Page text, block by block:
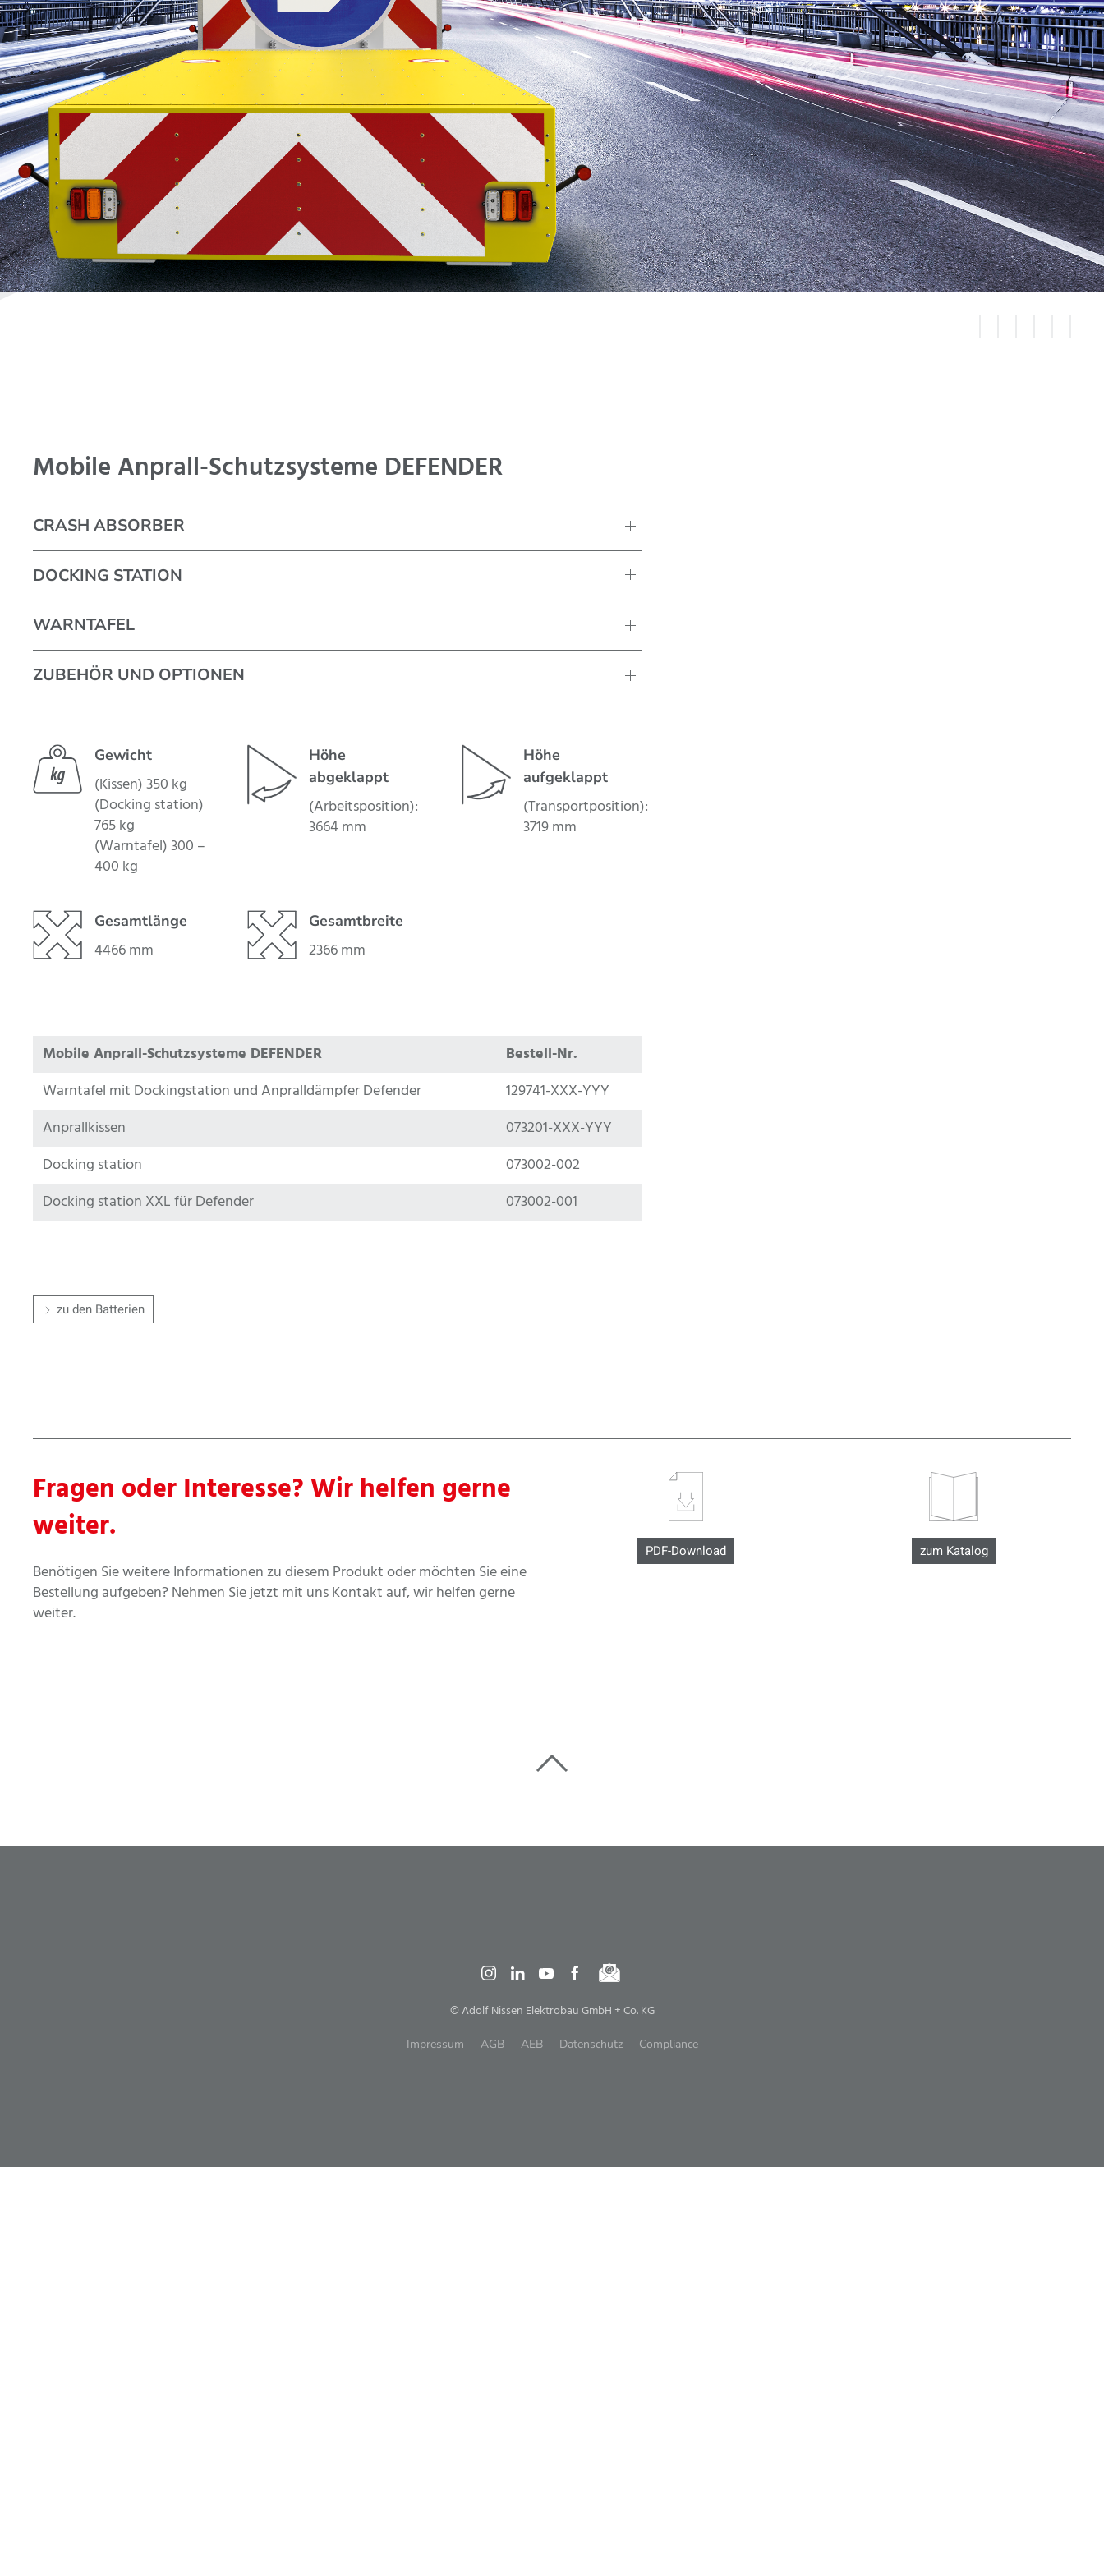
Mobile Anprall-Schutzsysteme DEFENDER
CRASH ABSORBER
DOCKING STATION
WARNTAFEL
ZUBEHÖR UND OPTIONEN
Gewicht
(Kissen) 350 kg
(Docking station)
765 kg
(Warntafel) 300 –
400 kg
Höhe
abgeklappt
(Arbeitsposition):
3664 mm
Höhe
aufgeklappt
(Transportposition):
3719 mm
Gesamtlänge
4466 mm
Gesamtbreite
2366 mm
Mobile Anprall-Schutzsysteme DEFENDER
Bestell-Nr.
Warntafel mit Dockingstation und Anpralldämpfer Defender
129741-XXX-YYY
Anprallkissen
073201-XXX-YYY
Docking station
073002-002
Docking station XXL für Defender
073002-001
zu den Batterien
Fragen oder Interesse? Wir helfen gerne
weiter.
Benötigen Sie weitere Informationen zu diesem Produkt oder möchten Sie eine
Bestellung aufgeben? Nehmen Sie jetzt mit uns Kontakt auf, wir helfen gerne
weiter.
PDF-Download zum Katalog
© Adolf Nissen Elektrobau GmbH + Co. KG
Impressum AGB AEB Datenschutz Compliance